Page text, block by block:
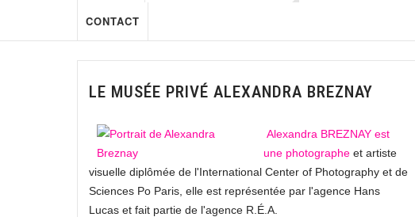
CONTACT
LE MUSÉE PRIVÉ ALEXANDRA BREZNAY
Alexandra BREZNAY est
une photographe et artiste
visuelle diplômée de l'International Center of Photography et de
Sciences Po Paris, elle est représentée par l'agence Hans
Lucas et fait partie de l'agence R.É.A.